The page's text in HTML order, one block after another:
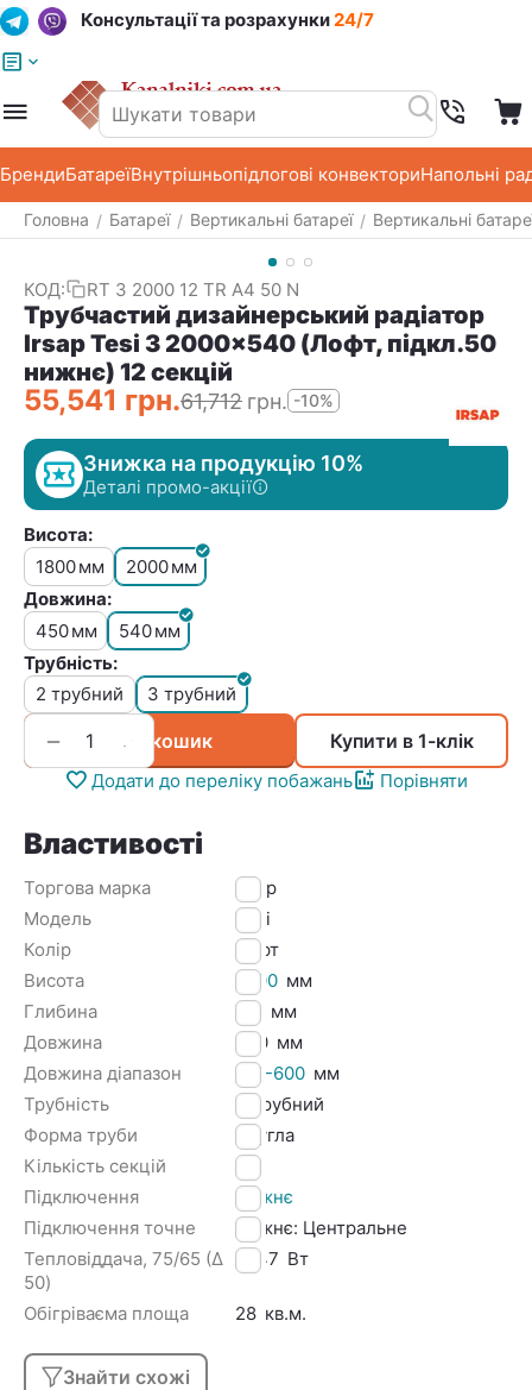
Консультації та розрахунки24/7
БрендиБатареїВнутрішньопідлогові конвекториНапольні
Головна / Батареї / Вертикальні батареї / Вертикальні
КОД: RT 3 2000 12 TR A4 50 N
Трубчастий дизайнерський радіатор
Irsap Tesi 3 2000x540 (Лофт, підкл.50
нижнє) 12 секцій
55,541 грн.61,712 грн. -10%
Знижка на продукцію 10%
Деталі промо-акції
Висота:
1800мм 2000мм
Довжина:
450мм 540мм
Трубність:
2 трубний
3 трубний
+
− У кошик Купити в 1-клік
Додати до переліку побажань Порівняти
Властивості
Торгова марка
Irsap
Модель
Tesi
Колір
Лофт
Висота
2000 мм
Глибина
101 мм
Довжина
540 мм
Довжина діапазон
501-600 мм
Трубність
3 трубний
Форма труби
Кругла
Кількість секцій
12
Підключення
Нижнє
Підключення точне
Нижнє: Центральне
Тепловіддача, 75/65 (Δ
50)
2247 Вт
Обігріваєма площа 28 кв.м.
Знайти схожі